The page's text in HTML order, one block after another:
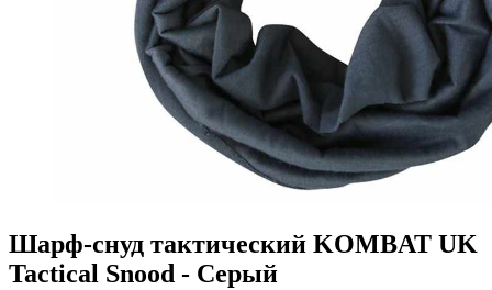
Шарф-снуд тактический KOMBAT UK
Tactical Snood - Серый